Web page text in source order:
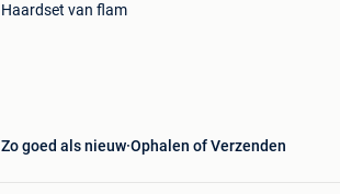
Haardset van flam
Zo goed als nieuw Ophalen of Verzenden